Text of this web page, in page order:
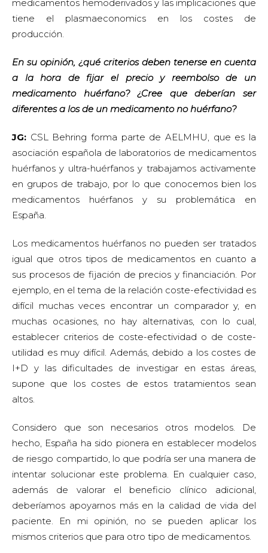
medicamentos hemoderivados y las implicaciones que
tiene el plasmaeconomics en los costes de
producción.
En su opinión, ¿qué criterios deben tenerse en cuenta
a la hora de fijar el precio y reembolso de un
medicamento huérfano? ¿Cree que deberían ser
diferentes a los de un medicamento no huérfano?
JG: CSL Behring forma parte de AELMHU, que es la
asociación española de laboratorios de medicamentos
huérfanos y ultra-huérfanos y trabajamos activamente
en grupos de trabajo, por lo que conocemos bien los
medicamentos huérfanos y su problemática en
España.
Los medicamentos huérfanos no pueden ser tratados
igual que otros tipos de medicamentos en cuanto a
sus procesos de fijación de precios y financiación. Por
ejemplo, en el tema de la relación coste-efectividad es
difícil muchas veces encontrar un comparador y, en
muchas ocasiones, no hay alternativas, con lo cual,
establecer criterios de coste-efectividad o de coste-
utilidad es muy difícil. Además, debido a los costes de
I+D y las dificultades de investigar en estas áreas,
supone que los costes de estos tratamientos sean
altos.
Considero que son necesarios otros modelos. De
hecho, España ha sido pionera en establecer modelos
de riesgo compartido, lo que podría ser una manera de
intentar solucionar este problema. En cualquier caso,
además de valorar el beneficio clínico adicional,
deberíamos apoyarnos más en la calidad de vida del
paciente. En mi opinión, no se pueden aplicar los
mismos criterios que para otro tipo de medicamentos.